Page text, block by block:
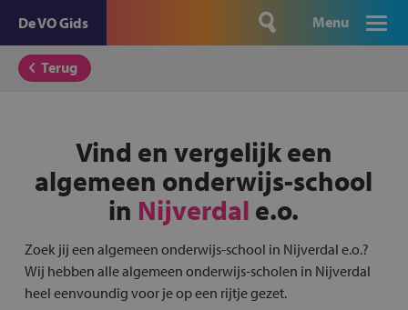
De VO Gids Menu
Terug
Vind en vergelijk een
algemeen onderwijs-school
in Nijverdal e.o.
Zoek jij een algemeen onderwijs-school in Nijverdal e.o.?
Wij hebben alle algemeen onderwijs-scholen in Nijverdal
heel eenvoundig voor je op een rijtje gezet.